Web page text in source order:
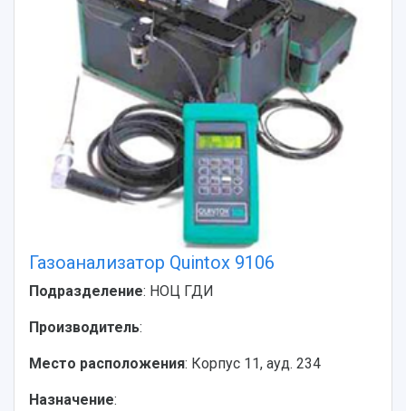
Газоанализатор Quintox 9106
Подразделение: НОЦ ГДИ
Производитель:
Место расположения: Корпус 11, ауд. 234
Назначение: